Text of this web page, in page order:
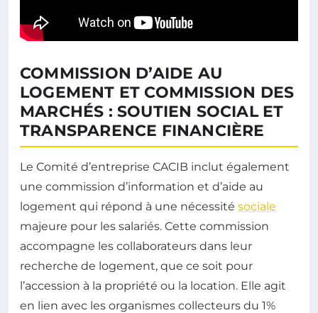
COMMISSION D’AIDE AU
LOGEMENT ET COMMISSION DES
MARCHÉS : SOUTIEN SOCIAL ET
TRANSPARENCE FINANCIÈRE
Le Comité d’entreprise CACIB inclut également
une commission d’information et d’aide au
logement qui répond à une nécessité sociale
majeure pour les salariés. Cette commission
accompagne les collaborateurs dans leur
recherche de logement, que ce soit pour
l’accession à la propriété ou la location. Elle agit
en lien avec les organismes collecteurs du 1%